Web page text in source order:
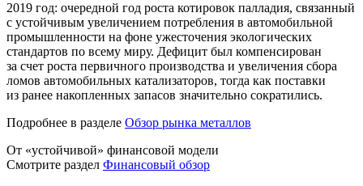
2019 год: очередной год роста котировок палладия, связанный
с устойчивым увеличением потребления в автомобильной
промышленности на фоне ужесточения экологических
стандартов по всему миру. Дефицит был компенсирован
за счет роста первичного производства и увеличения сбора
ломов автомобильных катализаторов, тогда как поставки
из ранее накопленных запасов значительно сократились.
Подробнее в разделе Обзор рынка металлов
От «устойчивой» финансовой модели
Смотрите раздел Финансовый обзор